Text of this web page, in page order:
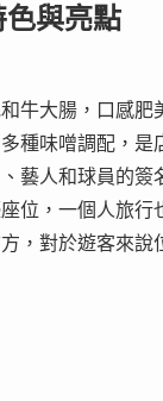
色與亮點
牛大腸，口感肥
種味噌調配，是
藝人和球員的簽
位，一個人旅行
，對於遊客來說